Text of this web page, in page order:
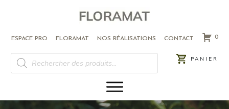
ESPACE PRO FLORAMAT NOS RÉALISATIONS CONTACT 0
PANIER
RECHERCHE
DE
PRODUITS